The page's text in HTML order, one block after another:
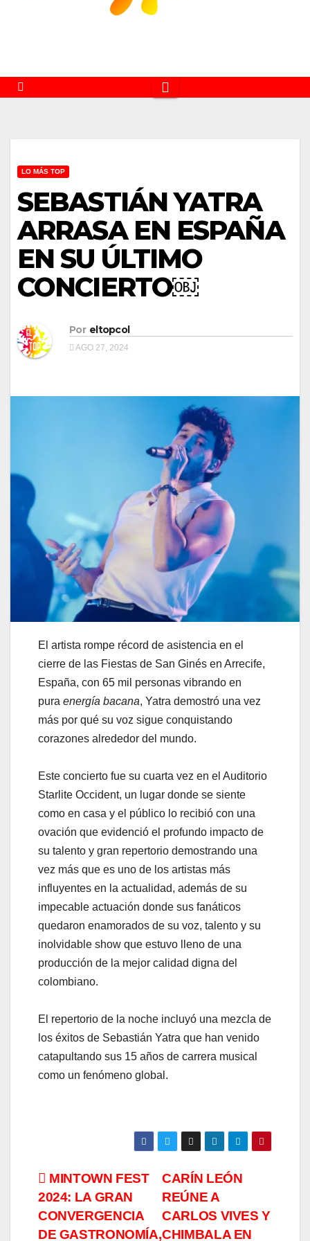
LO MÁS TOP
SEBASTIÁN YATRA
ARRASA EN ESPAÑA
EN SU ÚLTIMO
CONCIERTO￼
Por eltopcol
AGO 27, 2024
El artista rompe récord de asistencia en el
cierre de las Fiestas de San Ginés en Arrecife,
España, con 65 mil personas vibrando en
pura energía bacana, Yatra demostró una vez
más por qué su voz sigue conquistando
corazones alrededor del mundo.
Este concierto fue su cuarta vez en el Auditorio
Starlite Occident, un lugar donde se siente
como en casa y el público lo recibió con una
ovación que evidenció el profundo impacto de
su talento y gran repertorio demostrando una
vez más que es uno de los artistas más
influyentes en la actualidad, además de su
impecable actuación donde sus fanáticos
quedaron enamorados de su voz, talento y su
inolvidable show que estuvo lleno de una
producción de la mejor calidad digna del
colombiano.
El repertorio de la noche incluyó una mezcla de
los éxitos de Sebastián Yatra que han venido
catapultando sus 15 años de carrera musical
como un fenómeno global.
Navegación
de
CARÍN LEÓN
REÚNE A
CARLOS VIVES Y
CHIMBALA EN
MINTOWN FEST
2024: LA GRAN
CONVERGENCIA
DE GASTRONOMÍA,